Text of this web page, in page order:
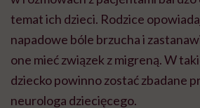
temat ich dzieci. Rodzice
napadowe bóle brzucha i
one mieć związek z migreną. W
dziecko powinno zostać zbadane
neurologa dziecięcego.